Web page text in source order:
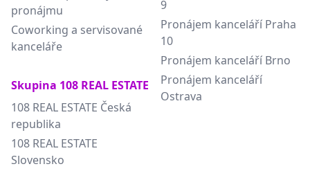
pronájmu
Coworking a servisované
kanceláře
Skupina 108 REAL ESTATE
108 REAL ESTATE Česká
republika
108 REAL ESTATE
Slovensko
9
Pronájem kanceláří Praha
10
Pronájem kanceláří Brno
Pronájem kanceláří
Ostrava